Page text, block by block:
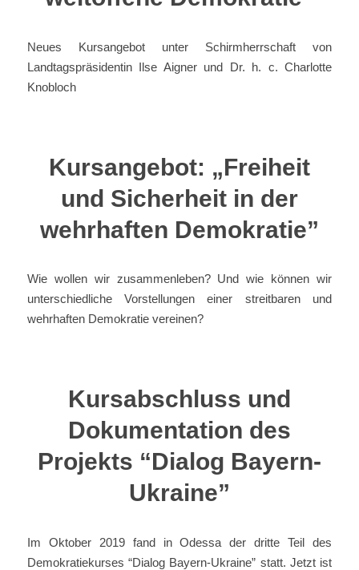
Neues Kursangebot unter Schirmherrschaft von
Landtagspräsidentin Ilse Aigner und Dr. h. c. Charlotte
Knobloch
Kursangebot: „Freiheit
und Sicherheit in der
wehrhaften Demokratie”
Wie wollen wir zusammenleben? Und wie können wir
unterschiedliche Vorstellungen einer streitbaren und
wehrhaften Demokratie vereinen?
Kursabschluss und
Dokumentation des
Projekts “Dialog Bayern-
Ukraine”
Im Oktober 2019 fand in Odessa der dritte Teil des
Demokratiekurses “Dialog Bayern-Ukraine” statt. Jetzt ist